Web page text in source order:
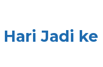
Jadi ke